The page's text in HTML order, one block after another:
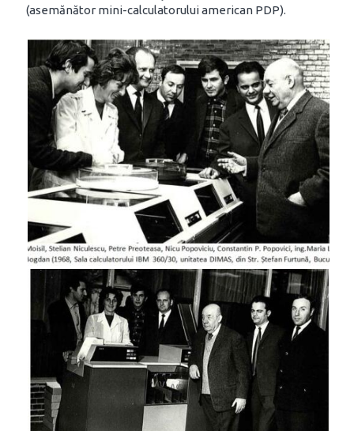
(asemănător mini-calculatorului american PDP).